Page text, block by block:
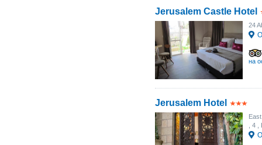
Jerusalem Castle Hotel
24
на
Jerusalem Hotel
, 4 ,